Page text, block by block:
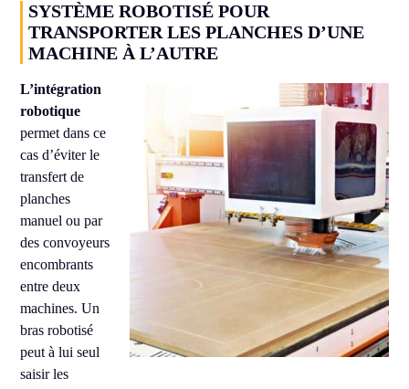
SYSTÈME ROBOTISÉ POUR
TRANSPORTER LES PLANCHES D’UNE
MACHINE À L’AUTRE
L’intégration
robotique
permet dans ce
cas d’éviter le
transfert de
planches
manuel ou par
des convoyeurs
encombrants
entre deux
machines. Un
bras robotisé
peut à lui seul
saisir les